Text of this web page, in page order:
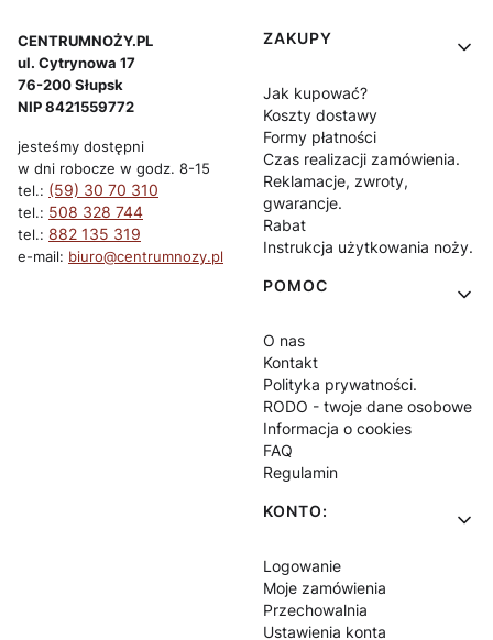
CENTRUMNOŻY.PL
ul. Cytrynowa 17
76-200 Słupsk
NIP 8421559772
jesteśmy dostępni
w dni robocze w godz. 8-15
tel.: (59) 30 70 310
tel.: 508 328 744
tel.: 882 135 319
e-mail: biuro@centrumnozy.pl
Linki w stopce
ZAKUPY
Jak kupować?
Koszty dostawy
Formy płatności
Czas realizacji zamówienia.
Reklamacje, zwroty,
gwarancje.
Rabat
Instrukcja użytkowania noży.
POMOC
O nas
Kontakt
Polityka prywatności.
RODO - twoje dane osobowe
Informacja o cookies
FAQ
Regulamin
KONTO:
Logowanie
Moje zamówienia
Przechowalnia
Ustawienia konta